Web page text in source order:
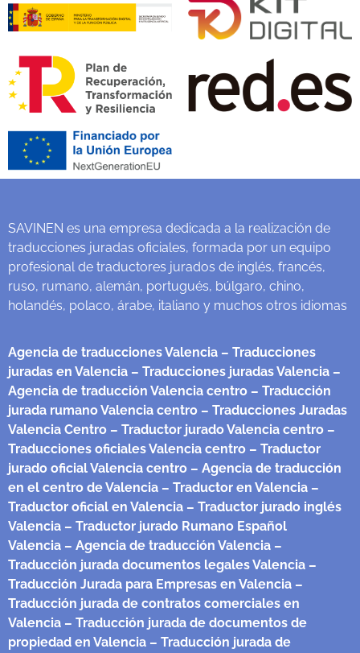
SAVINEN es una empresa dedicada a la realización de
traducciones juradas oficiales, formada por un equipo
profesional de traductores jurados de inglés, francés,
ruso, rumano, alemán, portugués, búlgaro, chino,
holandés, polaco, árabe, italiano y muchos otros idiomas
Agencia de traducciones Valencia – Traducciones
juradas en Valencia – Traducciones juradas Valencia –
Agencia de traducción Valencia centro – Traducción
jurada rumano Valencia centro – Traducciones Juradas
Valencia Centro – Traductor jurado Valencia centro –
Traducciones oficiales Valencia centro – Traductor
jurado oficial Valencia centro – Agencia de traducción
en el centro de Valencia – Traductor en Valencia –
Traductor oficial en Valencia – Traductor jurado inglés
Valencia – Traductor jurado Rumano Español
Valencia – Agencia de traducción Valencia –
Traducción jurada documentos legales Valencia –
Traducción Jurada para Empresas en Valencia –
Traducción jurada de contratos comerciales en
Valencia – Traducción jurada de documentos de
propiedad en Valencia – Traducción jurada de